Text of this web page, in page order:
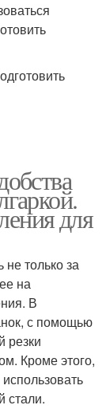
для
только за
на
В
с помощью
резки
Кроме этого,
стали.